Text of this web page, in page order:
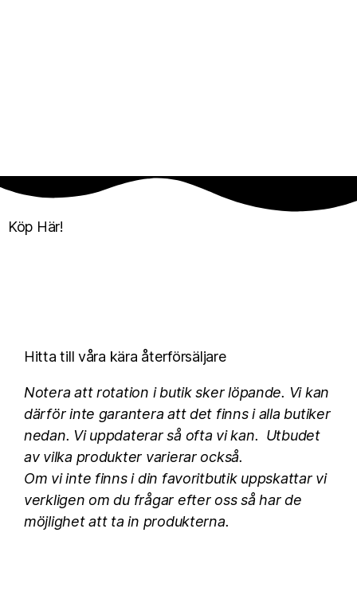
Köp Här!
Hitta till våra kära återförsäljare
Notera att rotation i butik sker löpande. Vikan
därför inte garantera att det finns i alla butiker
nedan. Vi uppdaterar så ofta vi kan. Utbudet
av vilka produkter varierar också.
Om vi inte finns i din favoritbutik uppskattar vi
verkligen om du frågar efter oss så har de
möjlighet att ta in produkterna.